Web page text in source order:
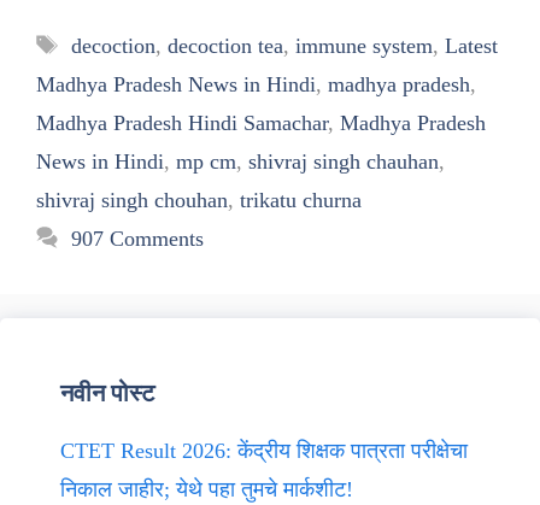
Tags
decoction, decoction tea, immune system, Latest
Madhya Pradesh News in Hindi, madhya pradesh,
Madhya Pradesh Hindi Samachar, Madhya Pradesh
News in Hindi, mp cm, shivraj singh chauhan,
shivraj singh chouhan, trikatu churna
907 Comments
नवीन पोस्ट
CTET Result 2026: केंद्रीय शिक्षक पात्रता परीक्षेचा
निकाल जाहीर; येथे पहा तुमचे मार्कशीट!